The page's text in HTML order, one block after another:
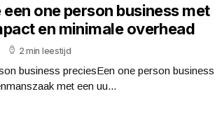
one person business met
en minimale overhead
2 min leestijd
business preciesEen one person business
met een uu...